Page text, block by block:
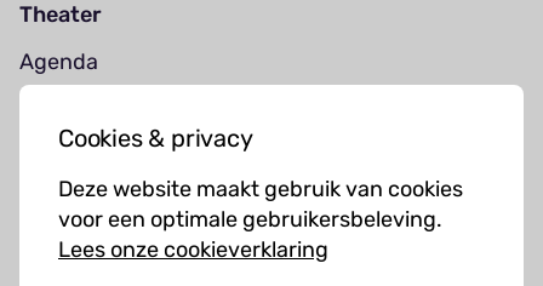
Cookies & privacy
Deze website maakt gebruik van cookies
voor een optimale gebruikersbeleving.
Lees onze cookieverklaring
Theater
Agenda
Muziekcursussen
Kunst cursussen